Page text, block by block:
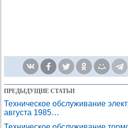
ПРЕДЫДУЩИЕ СТАТЬИ
Техническое обслуживание
августа 1985…